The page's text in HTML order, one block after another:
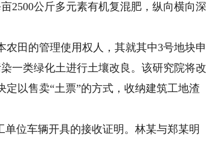
2500公斤多元素有机复混肥，纵向横向深
田的管理使用权人，其就其中3号地块申
一类绿化土进行土壤改良。该研究院将改
以售卖“土票”的方式，收纳建筑工地渣
位车辆开具的接收证明。林某与郑某明